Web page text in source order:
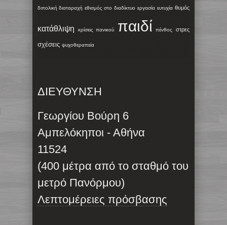
διπολική διαταραχή εθισμός στο διαδίκτυο εργασία ευτυχία θυμός
κατάθλιψη κρίσεις πανικού παιδί πένθος στρες
σχέσεις ψυχοθεραπεία
ΔΙΕΥΘΥΝΣΗ
Γεωργίου Βούρη 6
Αμπελόκηποι - Αθήνα
11524
(400 μέτρα από το σταθμό του
μετρό Πανόρμου)
Λεπτομέρειες πρόσβασης